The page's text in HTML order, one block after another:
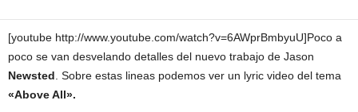
[youtube http://www.youtube.com/watch?v=6AWprBmbyuU]Poco a
poco se van desvelando detalles del nuevo trabajo de Jason
Newsted . Sobre estas lineas podemos ver un lyric video del tema
«Above All».